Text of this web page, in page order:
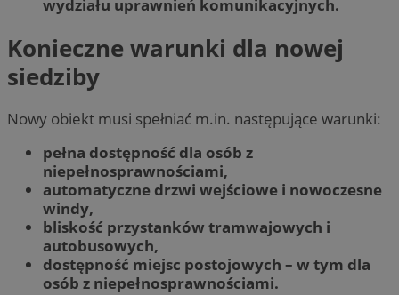
wydziału uprawnień komunikacyjnych.
Konieczne warunki dla nowej
siedziby
Nowy obiekt musi spełniać m.in. następujące warunki:
pełna dostępność dla osób z
niepełnosprawnościami,
automatyczne drzwi wejściowe i nowoczesne
windy,
bliskość przystanków tramwajowych i
autobusowych,
dostępność miejsc postojowych – w tym dla
osób z niepełnosprawnościami.